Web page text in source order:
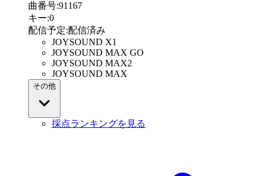
曲番号:91167
キー:0
配信予定:配信済み
JOYSOUND X1
JOYSOUND MAX GO
JOYSOUND MAX2
JOYSOUND MAX
その他
採点ランキングを見る